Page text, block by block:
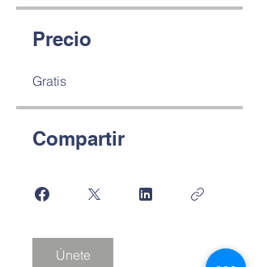
Precio
Gratis
Compartir
Únete